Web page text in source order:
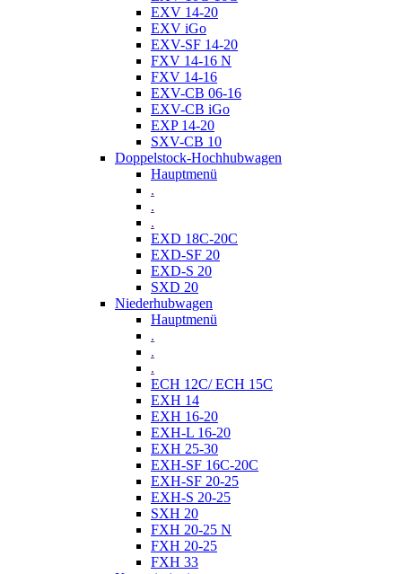
EXV 14-20
EXV iGo
EXV-SF 14-20
FXV 14-16 N
FXV 14-16
EXV-CB 06-16
EXV-CB iGo
EXP 14-20
SXV-CB 10
Doppelstock-Hochhubwagen
Hauptmenü
.
.
.
EXD 18C-20C
EXD-SF 20
EXD-S 20
SXD 20
Niederhubwagen
Hauptmenü
.
.
.
ECH 12C/ ECH 15C
EXH 14
EXH 16-20
EXH-L 16-20
EXH 25-30
EXH-SF 16C-20C
EXH-SF 20-25
EXH-S 20-25
SXH 20
FXH 20-25 N
FXH 20-25
FXH 33